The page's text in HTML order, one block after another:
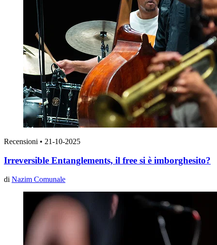
Recensioni • 21-10-2025
Irreversible Entanglements, il free si è imborghesito?
di Nazim Comunale